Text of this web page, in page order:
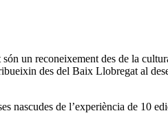
un reconeixement des de la
des del Baix Llobregat al
nascudes de l’experiència de 10